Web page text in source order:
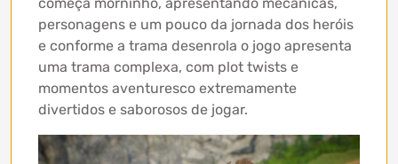
personagens e um pouco da jornada dos heróis
e conforme a trama desenrola o jogo apresenta
uma trama complexa, com plot twists e
momentos aventuresco extremamente
divertidos e saborosos de jogar.